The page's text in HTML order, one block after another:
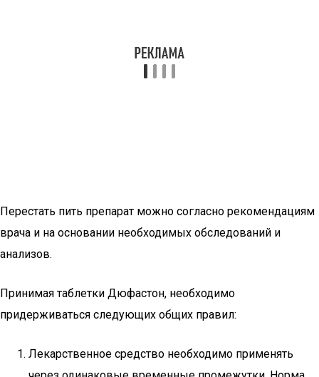
Перестать пить препарат можно согласно рекомендациям
врача и на основании необходимых обследований и
анализов.
Принимая таблетки Дюфастон, необходимо
придерживаться следующих общих правил:
Лекарственное средство необходимо применять